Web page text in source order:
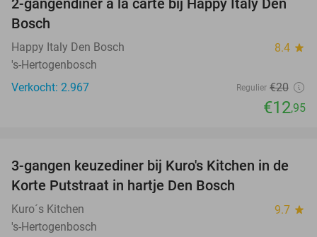
35%
Bosch
Happy Italy Den Bosch 8.4 star
's-Hertogenbosch
Verkocht: 2.967
Regulier €20
€12,95
28%
3-gangen keuzediner bij Kuro's Kitchen in de
Korte Putstraat in hartje Den Bosch
Kuro´s Kitchen 9.7 star
's-Hertogenbosch